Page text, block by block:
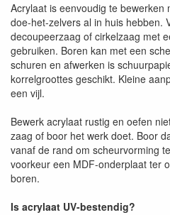
Acrylaat is eenvoudig te bewerken
doe-het-zelvers al in huis hebben.
decoupeerzaag of cirkelzaag met
gebruiken. Boren kan met een
schuren en afwerken is
korrelgroottes geschikt. Kleine
een vijl.
Bewerk acrylaat rustig en oefen
zaag of boor het werk doet. Boor
vanaf de rand om scheurvorming
voorkeur een MDF-onderplaat ter
boren.
Is acrylaat UV-bestendig?